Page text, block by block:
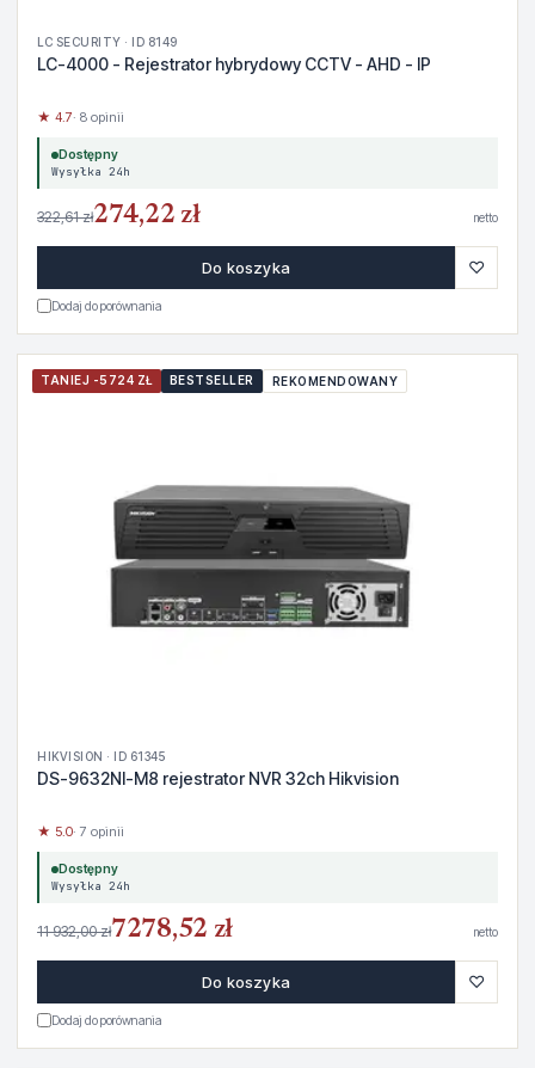
LC SECURITY · ID 8149
LC-4000 - Rejestrator hybrydowy CCTV - AHD - IP
★ 4.7· 8 opinii
Dostępny
Wysyłka 24h
322,61 zł274,22 zł netto
Do koszyka ♡
Dodaj do porównania
TANIEJ -5724 ZŁ BESTSELLER REKOMENDOWANY
HIKVISION · ID 61345
DS-9632NI-M8 rejestrator NVR 32ch Hikvision
★ 5.0· 7 opinii
Dostępny
Wysyłka 24h
11 932,00 zł7278,52 zł netto
Do koszyka ♡
Dodaj do porównania